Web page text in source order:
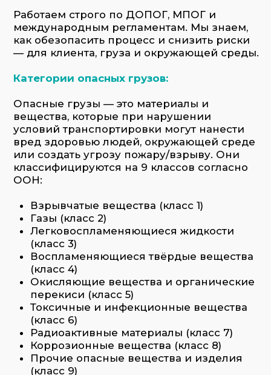
Взрывчатые вещества (класс 1)
Газы (класс 2)
Легковоспламеняющиеся жидкости
(класс 3)
Воспламеняющиеся твёрдые вещества
Окисляющие вещества и органические
перекиси (класс 5)
(класс 6)
Радиоактивные материалы (класс 7)
Коррозионные вещества (класс 8)
Прочие опасные вещества и изделия
(класс 9)